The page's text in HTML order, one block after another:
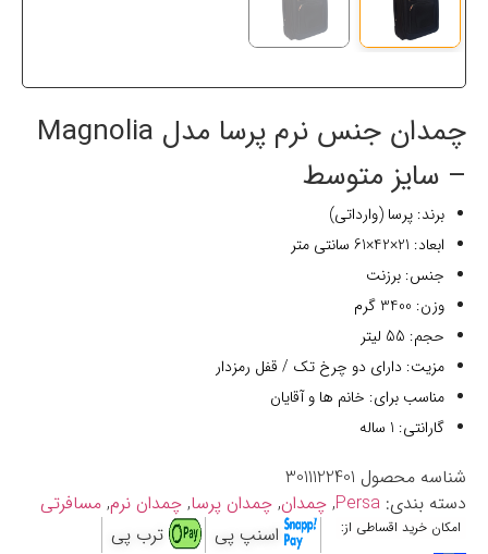
چمدان جنس نرم پرسا مدل Magnolia
– سایز متوسط
برند: پرسا (وارداتی)
ابعاد: 21×42×61 سانتی متر
جنس: برزنت
وزن: 3400 گرم
حجم: 55 لیتر
مزیت: دارای دو چرخ تک / قفل رمزدار
مناسب برای: خانم ها و آقایان
گارانتی: 1 ساله
شناسه محصول 3011122401
دسته بندی: Persa
, چمدان, چمدان پرسا, چمدان نرم, مسافرتی
امکان خرید اقساطی از: اسنپ پی
ترب پی